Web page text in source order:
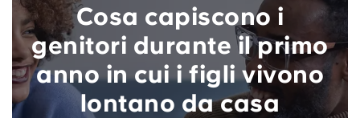
Cosa capiscono i
genitori durante il primo
anno in cui i figli vivono
lontano da casa